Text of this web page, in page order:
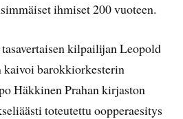
ihmiset 200 vuoteen.
kilpailijan Leopold
barokkiorkesterin
Häkkinen Prahan kirjaston
toteutettu oopperaesitys